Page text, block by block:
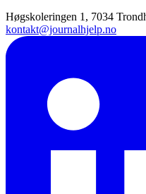
Høgskoleringen 1, 7034
kontakt@journalhjelp.no